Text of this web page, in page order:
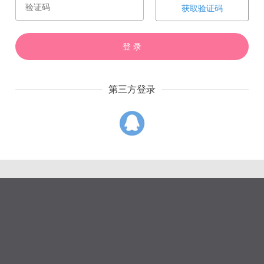
赏 催 票
上一章 下一章
获取验证码
登 录
第三方登录